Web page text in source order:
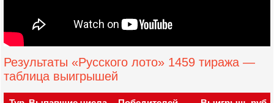
Результаты «Русского лото» 1459 тиража —
таблица выигрышей